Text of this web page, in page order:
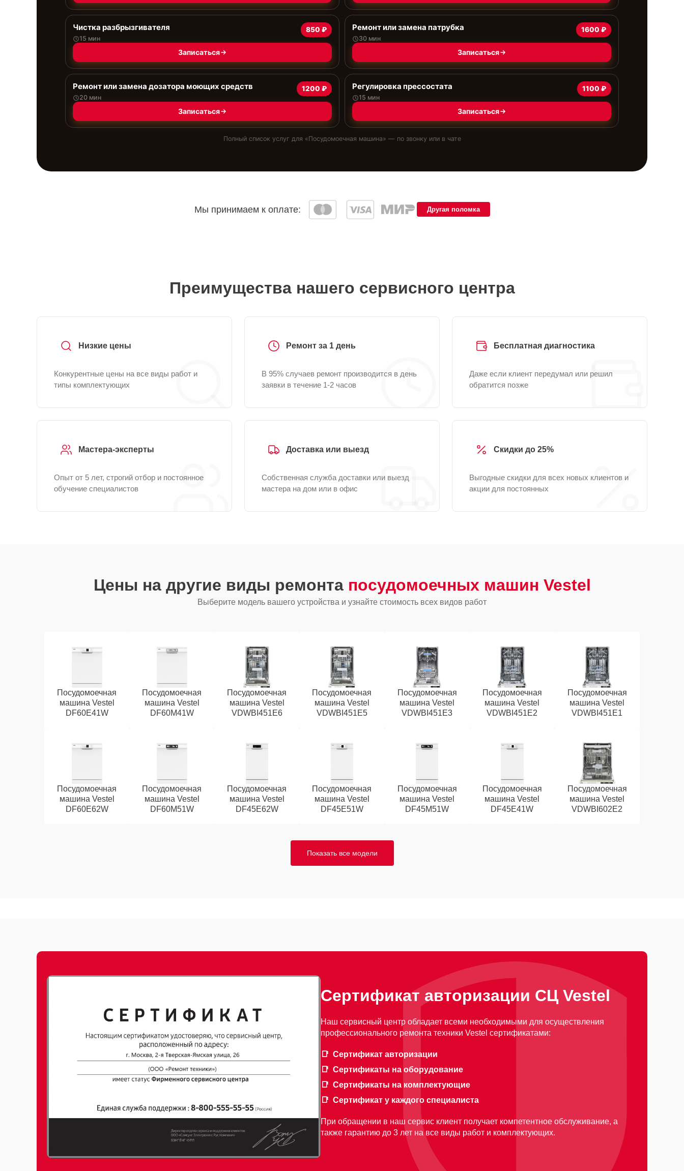
Чистка разбрызгивателя
15 мин
850 ₽
Записаться
Ремонт или замена патрубка
30 мин
1600 ₽
Записаться
Ремонт или замена дозатора моющих средств
20 мин
1200 ₽
Записаться
Регулировка прессостата
15 мин
1100 ₽
Записаться
Полный список услуг для «Посудомоечная машина» — по звонку или в чате
Мы принимаем к оплате: Другая поломка
Преимущества нашего сервисного центра
Низкие цены
Конкурентные цены на все виды работ и
типы комплектующих
Ремонт за 1 день
В 95% случаев ремонт производится в день
заявки в течение 1-2 часов
Бесплатная диагностика
Даже если клиент передумал или решил
обратится позже
Мастера-эксперты
Опыт от 5 лет, строгий отбор и постоянное
обучение специалистов
Доставка или выезд
Собственная служба доставки или выезд
мастера на дом или в офис
Скидки до 25%
Выгодные скидки для всех новых клиентов и
акции для постоянных
Цены на другие виды ремонта посудомоечных машин Vestel
Выберите модель вашего устройства и узнайте стоимость всех видов работ
Посудомоечная
машина Vestel
DF60E41W
Посудомоечная
машина Vestel
DF60M41W
Посудомоечная
машина Vestel
VDWBI451E6
Посудомоечная
машина Vestel
VDWBI451E5
Посудомоечная
машина Vestel
VDWBI451E3
Посудомоечная
машина Vestel
VDWBI451E2
Посудомоечная
машина Vestel
VDWBI451E1
Посудомоечная
машина Vestel
DF60E62W
Посудомоечная
машина Vestel
DF60M51W
Посудомоечная
машина Vestel
DF45E62W
Посудомоечная
машина Vestel
DF45E51W
Посудомоечная
машина Vestel
DF45M51W
Посудомоечная
машина Vestel
DF45E41W
Посудомоечная
машина Vestel
VDWBI602E2
Показать все модели
Сертификат авторизации СЦ Vestel
Наш сервисный центр обладает всеми необходимыми для осуществления
профессионального ремонта техники Vestel сертификатами:
Сертификат авторизации
Сертификаты на оборудование
Сертификаты на комплектующие
Сертификат у каждого специалиста
При обращении в наш сервис клиент получает компетентное обслуживание, а
также гарантию до 3 лет на все виды работ и комплектующих.